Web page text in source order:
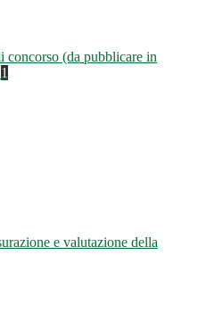
concorso (da pubblicare in
1
e valutazione della